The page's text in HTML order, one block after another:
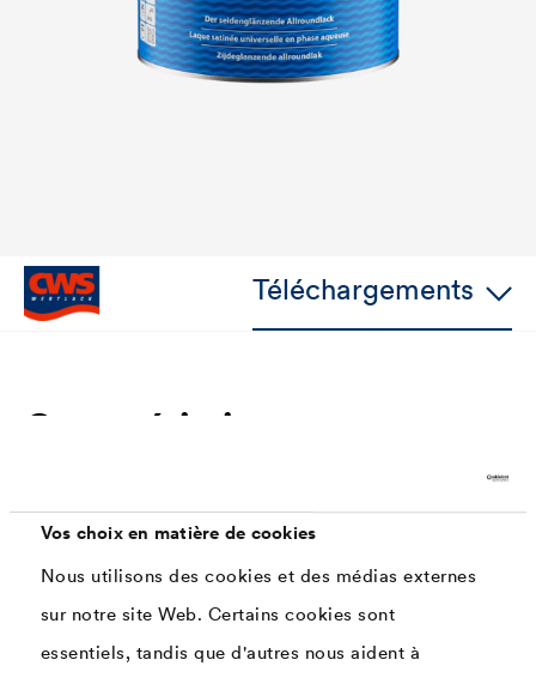
Vos choix en matière de cookies
Nous utilisons des cookies et des médias externes
sur notre site Web. Certains cookies sont
essentiels, tandis que d'autres nous aident à
Téléchargements
Caractéristiques
couches suffisent
Système multicouches pour l'intérieur et
l'extérieur.
Haute résistance aux rayons UV et aux